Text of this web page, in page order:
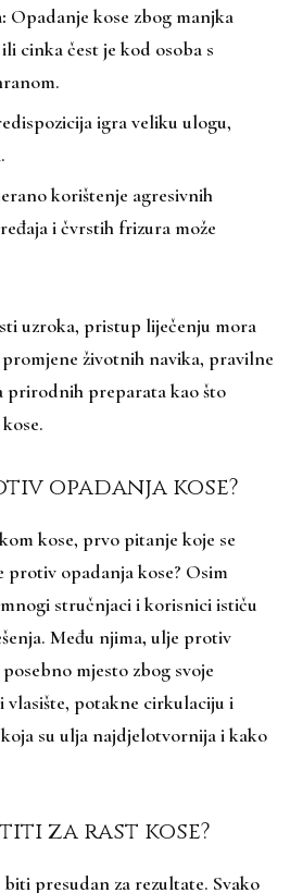
Opadanje kose zbog manjka
ili cinka čest je kod osoba s
igra veliku ulogu,
korištenje agresivnih
i čvrstih frizura može
uzroka, pristup liječenju mora
životnih navika, pravilne
prirodnih preparata kao što
opadanja kose?
kose, prvo pitanje koje se
protiv opadanja kose? Osim
stručnjaci i korisnici ističu
Među njima, ulje protiv
mjesto zbog svoje
vlasište, potakne cirkulaciju i
su ulja najdjelotvornija i kako
za rast kose?
presudan za rezultate. Svako